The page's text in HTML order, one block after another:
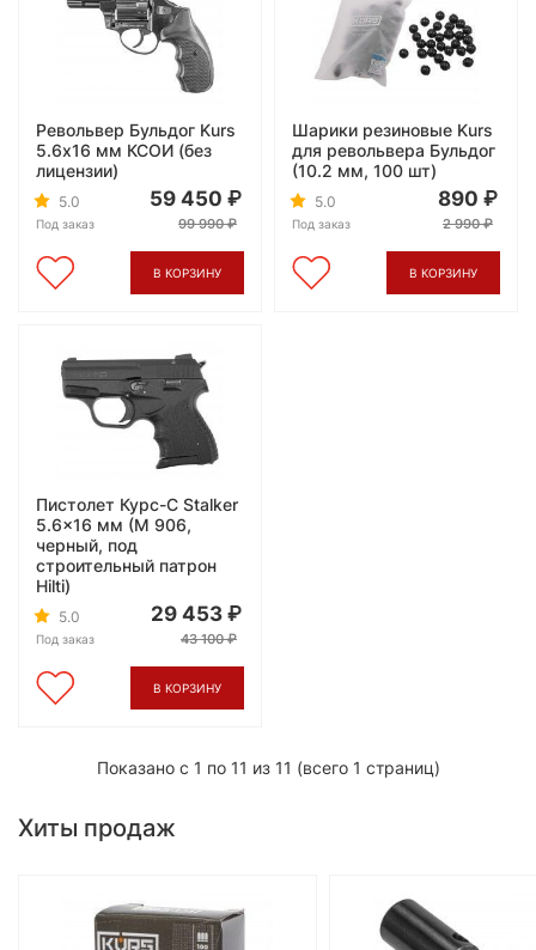
Револьвер Бульдог Kurs
5.6х16 мм КСОИ (без
лицензии)
5.0
Под заказ
59 450
99 990
В КОРЗИНУ
Шарики резиновые Kurs
для револьвера Бульдог
(10.2 мм, 100 шт)
5.0
Под заказ
890
2 990
В КОРЗИНУ
Пистолет Курс-С Stalker
5.6x16 мм (М 906,
черный, под
строительный патрон
Hilti)
5.0
Под заказ
29 453
43 100
В КОРЗИНУ
Показано с 1 по 11 из 11 (всего 1 страниц)
Хиты продаж